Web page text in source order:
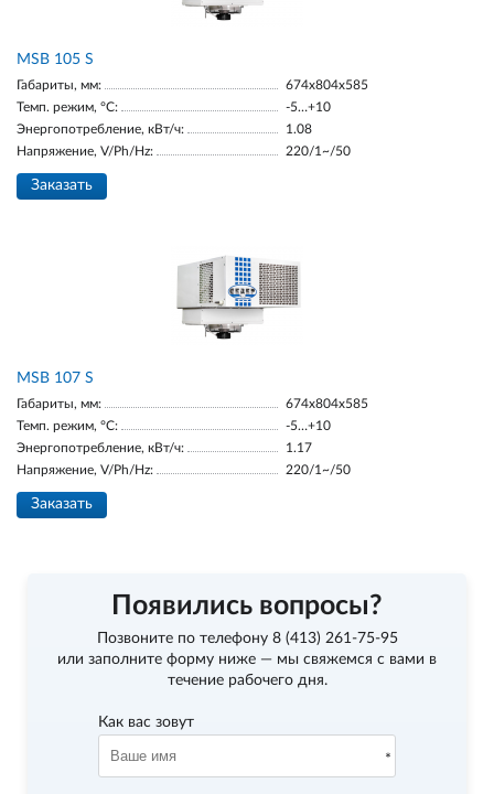
MSB 105 S
Габариты, мм:
674х804х585
Темп. режим, °С:
-5…+10
Энергопотребление, кВт/ч:
1.08
Напряжение, V/Ph/Hz:
220/1~/50
Заказать
MSB 107 S
Габариты, мм:
674х804х585
Темп. режим, °С:
-5…+10
Энергопотребление, кВт/ч:
1.17
Напряжение, V/Ph/Hz:
220/1~/50
Заказать
Появились вопросы?
Позвоните по телефону 8 (413) 261-75-95
или заполните форму ниже — мы свяжемся с вами в
течение рабочего дня.
Как вас зовут